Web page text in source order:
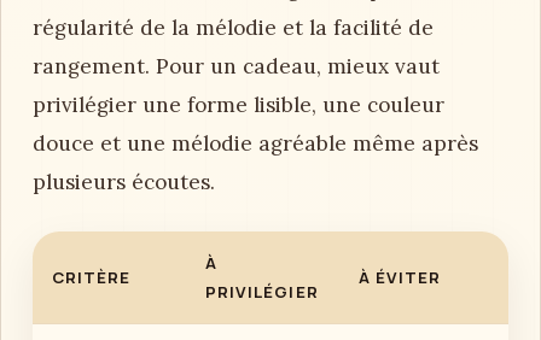
régularité de la mélodie et la facilité de
rangement. Pour un cadeau, mieux vaut
privilégier une forme lisible, une couleur
douce et une mélodie agréable même après
plusieurs écoutes.
CRITÈRE
À
PRIVILÉGIER
À ÉVITER